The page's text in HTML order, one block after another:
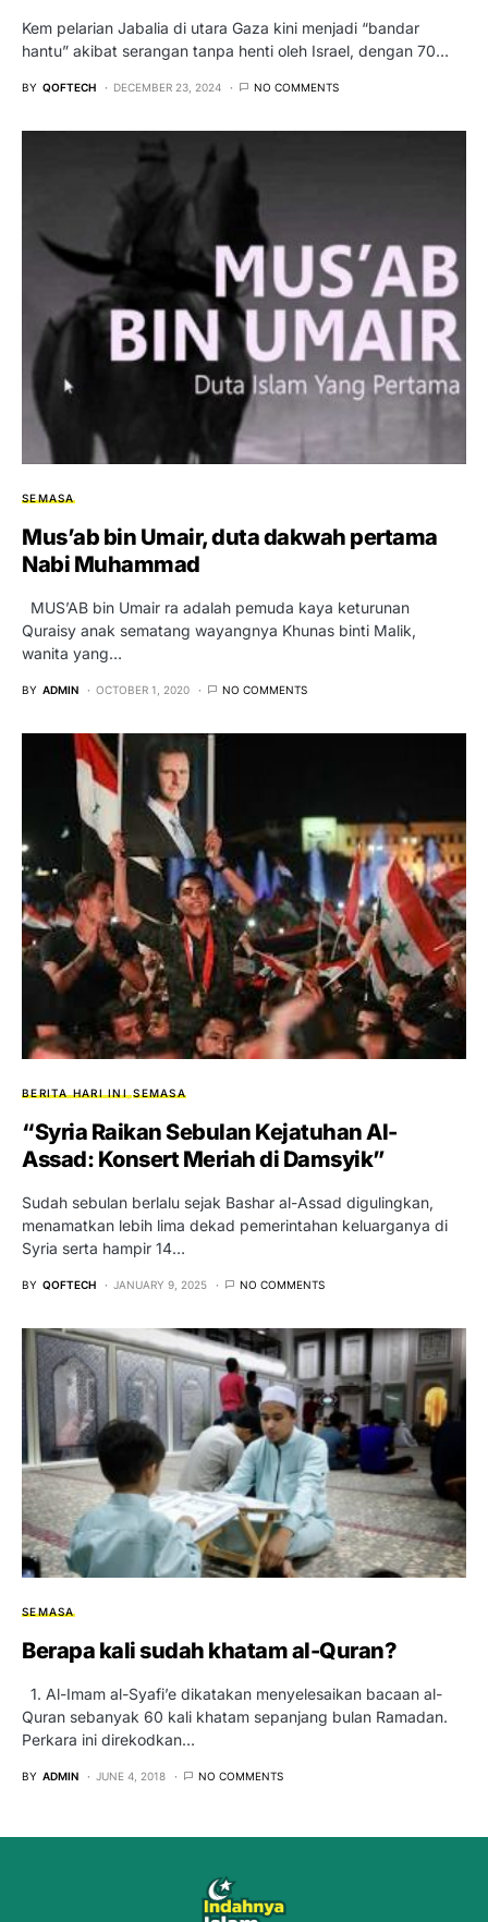
Kem pelarian Jabalia di utara Gaza kini menjadi “bandar
hantu” akibat serangan tanpa henti oleh Israel, dengan 70…
BY QOFTECH DECEMBER 23, 2024 NO COMMENTS
SEMASA
Mus’ab bin Umair, duta dakwah pertama
Nabi Muhammad
MUS’AB bin Umair ra adalah pemuda kaya keturunan
Quraisy anak sematang wayangnya Khunas binti Malik,
wanita yang…
BY ADMIN OCTOBER 1, 2020 NO COMMENTS
BERITA HARI INI SEMASA
“Syria Raikan Sebulan Kejatuhan Al-
Assad: Konsert Meriah di Damsyik”
Sudah sebulan berlalu sejak Bashar al-Assad digulingkan,
menamatkan lebih lima dekad pemerintahan keluarganya di
Syria serta hampir 14…
BY QOFTECH JANUARY 9, 2025 NO COMMENTS
SEMASA
Berapa kali sudah khatam al-Quran?
1. Al-Imam al-Syafi’e dikatakan menyelesaikan bacaan al-
Quran sebanyak 60 kali khatam sepanjang bulan Ramadan.
Perkara ini direkodkan…
BY ADMIN JUNE 4, 2018 NO COMMENTS